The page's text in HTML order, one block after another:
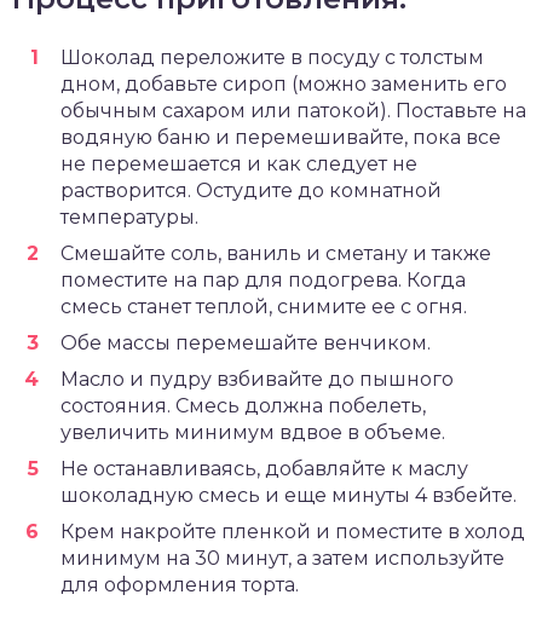
Шоколад переложите в посуду с толстым
дном, добавьте сироп (можно заменить его
обычным сахаром или патокой). Поставьте на
водяную баню и перемешивайте, пока все
не перемешается и как следует не
растворится. Остудите до комнатной
температуры.
Смешайте соль, ваниль и сметану и также
поместите на пар для подогрева. Когда
смесь станет теплой, снимите ее с огня.
Обе массы перемешайте венчиком.
Масло и пудру взбивайте до пышного
состояния. Смесь должна побелеть,
увеличить минимум вдвое в объеме.
Не останавливаясь, добавляйте к маслу
шоколадную смесь и еще минуты 4 взбейте.
Крем накройте пленкой и поместите в холод
минимум на 30 минут, а затем используйте
для оформления торта.